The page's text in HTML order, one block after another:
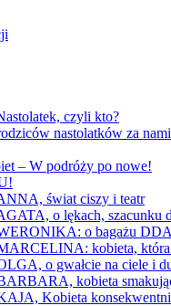
czyli kto?
nastolatków za nami
– W podróży po nowe!
świat ciszy i teatr
o lękach, szacunku
o bagażu
kobieta, która
o gwałcie na ciele i
kobieta
Kobieta konsekwentnie